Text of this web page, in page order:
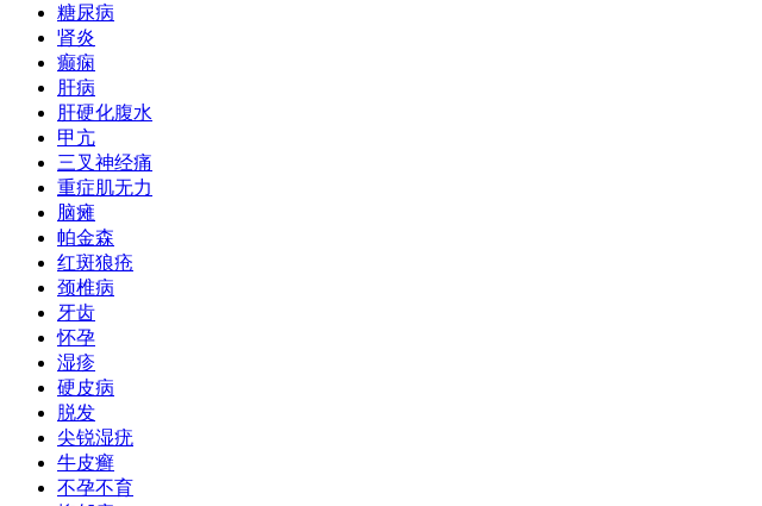
糖尿病
肾炎
癫痫
肝病
肝硬化腹水
甲亢
三叉神经痛
重症肌无力
脑瘫
帕金森
红斑狼疮
颈椎病
牙齿
怀孕
湿疹
硬皮病
脱发
尖锐湿疣
牛皮癣
不孕不育